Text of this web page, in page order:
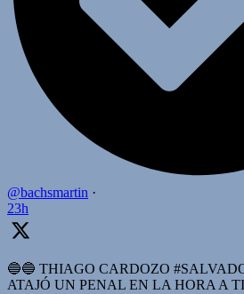
@bachsmartin ·
23h
🔵🔵 THIAGO CARDOZO
ATAJÓ UN PENAL EN LA HORA A